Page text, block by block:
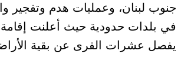
جنوب لبنان، وعمليات هدم وتفجير
في بلدات حدودية حيث أعلنت
يفصل عشرات القرى عن بقية الأراضي